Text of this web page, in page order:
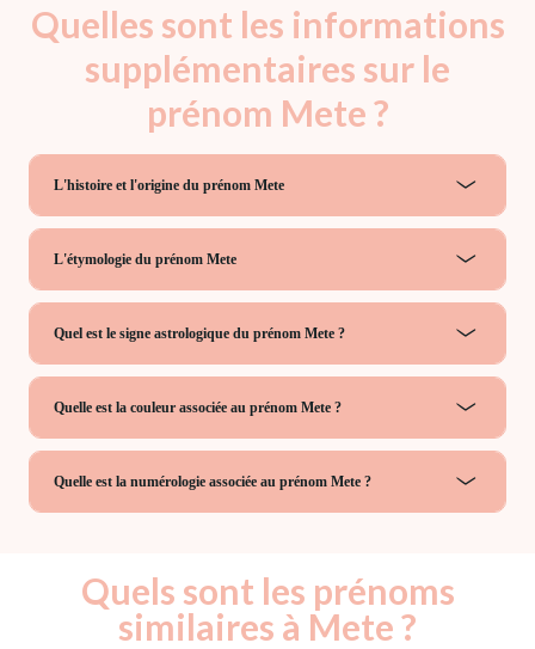
Quelles sont les informations
supplémentaires sur le
prénom Mete ?
L'histoire et l'origine du prénom Mete
L'étymologie du prénom Mete
Quel est le signe astrologique du prénom Mete ?
Quelle est la couleur associée au prénom Mete ?
Quelle est la numérologie associée au prénom Mete ?
Quels sont les prénoms
similaires à Mete ?